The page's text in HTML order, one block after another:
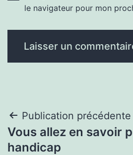
le navigateur pour mon
Navigation
de
Publication précédente
Vous allez en savoir
handicap